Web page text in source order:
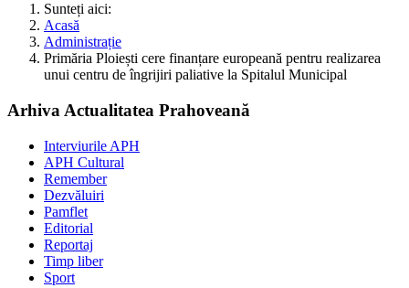
Sunteți aici:
Acasă
Administrație
Primăria Ploiești cere finanțare europeană pentru realizarea
unui centru de îngrijiri paliative la Spitalul Municipal
Arhiva Actualitatea Prahoveană
Interviurile APH
APH Cultural
Remember
Dezvăluiri
Pamflet
Editorial
Reportaj
Timp liber
Sport